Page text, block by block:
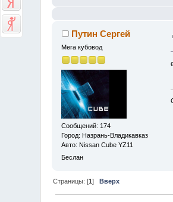
Путин Сергей
Мега кубовод
Сообщений: 174
Город: Назрань-Владикавказ
Авто: Nissan Cube YZ11
Беслан
Страницы: [1] Вверх